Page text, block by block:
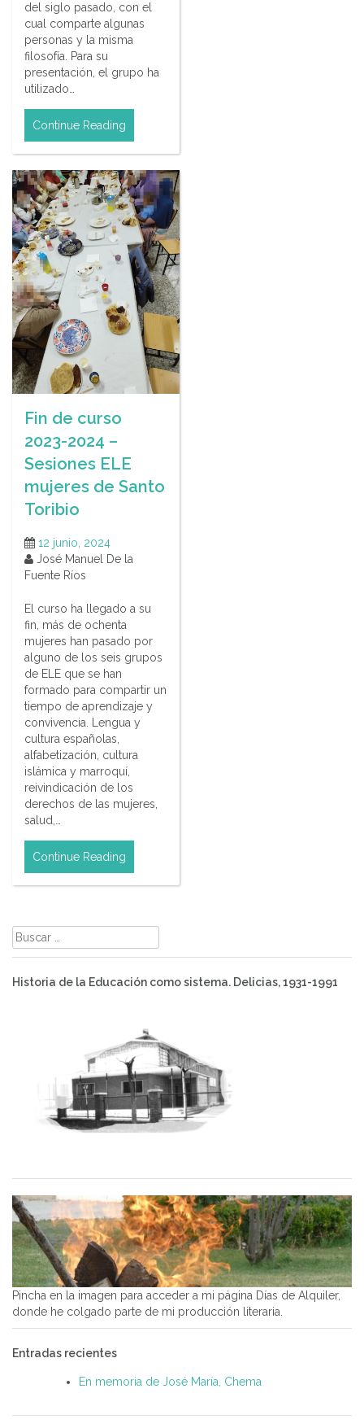
del siglo pasado, con el
cual comparte algunas
personas y la misma
filosofía. Para su
presentación, el grupo ha
utilizado…
Continue Reading
Fin de curso
2023-2024 –
Sesiones ELE
mujeres de Santo
Toribio
12 junio, 2024
José Manuel De la
Fuente Ríos
El curso ha llegado a su
fin, más de ochenta
mujeres han pasado por
alguno de los seis grupos
de ELE que se han
formado para compartir un
tiempo de aprendizaje y
convivencia. Lengua y
cultura españolas,
alfabetización, cultura
islámica y marroquí,
reivindicación de los
derechos de las mujeres,
salud,…
Continue Reading
Buscar:
Historia de la Educación como sistema. Delicias, 1931-1991
Pincha en la imagen para acceder a mi página Días de Alquiler,
donde he colgado parte de mi producción literaria.
Entradas recientes
En memoria de José María, Chema